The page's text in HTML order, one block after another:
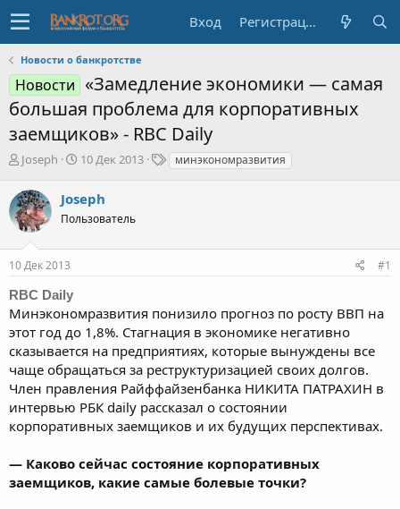
Вход Регистрация
Новости о банкротстве
Новости «Замедление экономики — самая
большая проблема для корпоративных
заемщиков» - RBC Daily
А
т
о
р
е
м
ы
Joseph
Д
а
н
ч
10 Дек 2013
Тминэкономразвития
Joseph
Пользователь
10 Дек 2013
#1
RBC Daily
Минэкономразвития понизило прогноз по росту ВВП на
этот год до 1,8%. Стагнация в экономике негативно
сказывается на предприятиях, которые вынуждены все
чаще обращаться за реструктуризацией своих долгов.
Член правления Райффайзенбанка НИКИТА ПАТРАХИН в
интервью РБК daily рассказал о состоянии
корпоративных заемщиков и их будущих перспективах.
― Каково сейчас состояние корпоративных
заемщиков, какие самые болевые точки?